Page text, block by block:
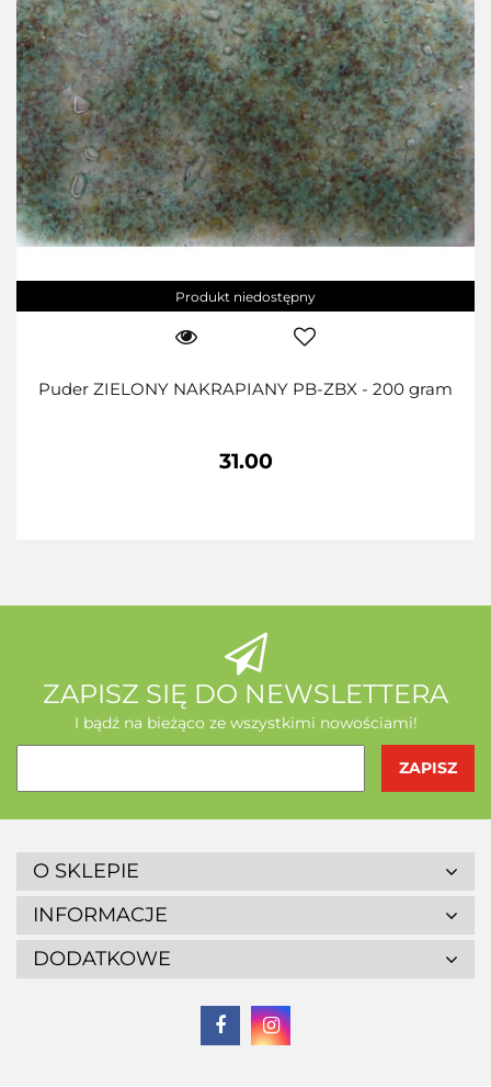
Produkt niedostępny
Puder ZIELONY NAKRAPIANY PB-ZBX - 200 gram
31.00
ZAPISZ SIĘ DO NEWSLETTERA
I bądź na bieżąco ze wszystkimi nowościami!
O SKLEPIE
INFORMACJE
DODATKOWE